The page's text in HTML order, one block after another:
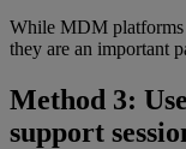
While MDM
they are an important
Method 3:
support